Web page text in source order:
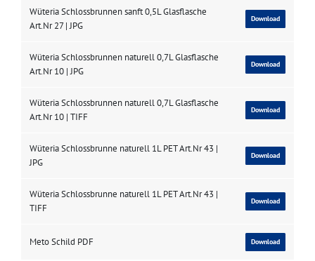
Wüteria Schlossbrunnen sanft 0,5L Glasflasche
Art.Nr 27 | JPG
Download
Wüteria Schlossbrunnen naturell 0,7L Glasflasche
Art.Nr 10 | JPG
Download
Wüteria Schlossbrunnen naturell 0,7L Glasflasche
Art.Nr 10 | TIFF
Download
Wüteria Schlossbrunne naturell 1L PET Art.Nr 43 |
JPG
Download
Wüteria Schlossbrunne naturell 1L PET Art.Nr 43 |
TIFF
Download
Meto Schild PDF Download